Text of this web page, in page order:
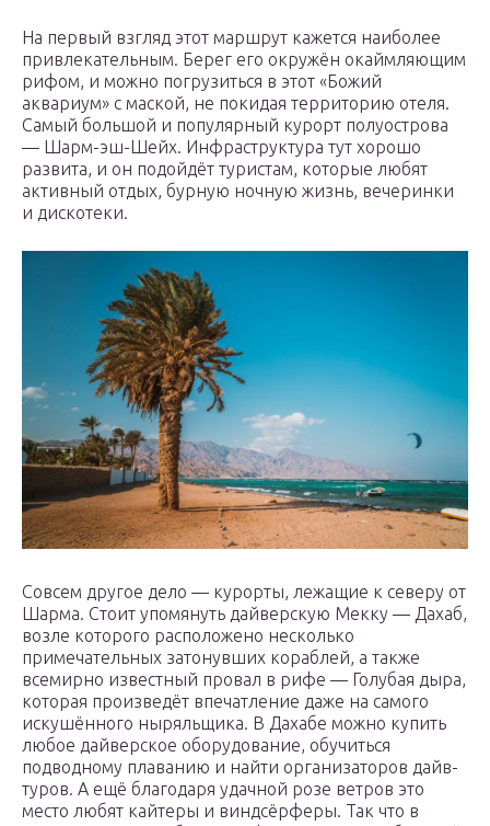
На первый взгляд этот маршрут кажется наиболее
привлекательным. Берег его окружён окаймляющим
рифом, и можно погрузиться в этот «Божий
аквариум» с маской, не покидая территорию отеля.
Самый большой и популярный курорт полуострова
— Шарм-эш-Шейх. Инфраструктура тут хорошо
развита, и он подойдёт туристам, которые любят
активный отдых, бурную ночную жизнь, вечеринки
и дискотеки.
Совсем другое дело — курорты, лежащие к северу от
Шарма. Стоит упомянуть дайверскую Мекку — Дахаб,
возле которого расположено несколько
примечательных затонувших кораблей, а также
всемирно известный провал в рифе — Голубая дыра,
которая произведёт впечатление даже на самого
искушённого ныряльщика. В Дахабе можно купить
любое дайверское оборудование, обучиться
подводному плаванию и найти организаторов дайв-
туров. А ещё благодаря удачной розе ветров это
место любят кайтеры и виндсёрферы. Так что в